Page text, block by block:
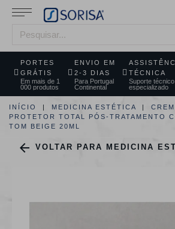
PORTES
GRÁTIS
Em mais de 1
000 produtos
ENVIO EM
2-3 DIAS
Para Portugal
Continental
TÉCNICA
Suporte técnico
especializado
INÍCIO MEDICINA ESTÉTICA
PROTETOR TOTAL PÓS-TRATAMENTO
TOM BEIGE 20ML
 VOLTAR PARA MEDICINA